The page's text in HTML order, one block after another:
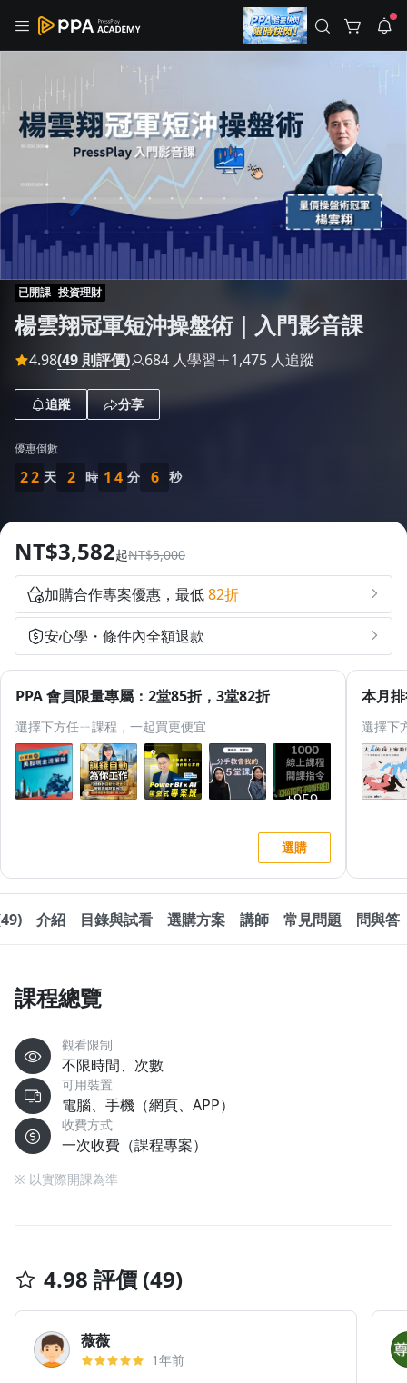
註冊領取 上千元優惠券！
登入/註冊
🌞 PPA 避暑津貼．冷氣房升級｜期間快閃活動
🥵 酷暑限時快閃｜單筆滿 NT$2,500 現折 NT$300、再贈最高
2% 點數回饋！🚀 酷暑來襲．偷偷在冷氣房升級 📈⭐️ 【冷氣房
進修 限時開跑】◾單筆滿 NT$2,500 現折 NT$300◾活動期間：
即日起 - 8/13（只有一週）-📣 酷暑季好康 \ 再加碼 /→ 點數回饋
無上限🔥購買任一課程 or 訂閱✅ 消費即享回饋 1% 點數✅ 滿
$5,000 回饋 2% 點數🎁 此為 PPA 官方帳號 Line@ 專屬活動，加
入好友👉 享有「渠道專屬活動」及「個人化推播」！
5 天前
查看全部
已開課 投資理財
楊雲翔冠軍短沖操盤術｜入門影音課
4.98(49 則評價) 684 人學習 1,475 人追蹤
追蹤 分享
優惠倒數
0
1
2
5
6
7
8
0
1
2
5
6
7
8
天
0
2
5
6
7
8
時 1
4
5
6
7
9
0
1
2
4
7
8
9
分
0
1
2
3
5
8
9
秒
NT$3,582起NT$5,000
加購合作專案優惠，最低82折
安心學・條件內全額退款
PPA 會員限量專屬：2堂85折，3堂82折
選擇下方任ㄧ課程，一起買更便宜
選購
本月
選擇下
介紹 目錄與試看 選購方案 講師 常見問題 問與答
課程總覽
觀看限制
不限時間、次數
可用裝置
電腦、手機（網頁、APP）
收費方式
一次收費（課程專案）
※ 以實際開課為準
4.98 評價 (49)
薇薇
1年前
1.0x
播放速度
2.0x
1.75x
1.5x
1.25x
0.75x
追蹤列表 播放清單
沒有播放清單
去逛逛
返回播放器
清除全部